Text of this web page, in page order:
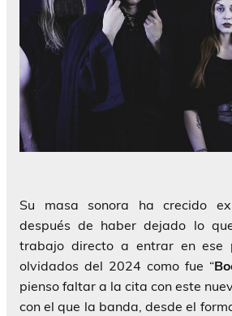
Su masa sonora ha crecido
después de haber dejado lo
trabajo directo a entrar en ese
olvidados del 2024 como fue “
pienso faltar a la cita con este
con el que la banda, desde el